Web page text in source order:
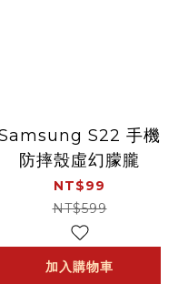
S22 手機
防摔殼虛幻朦朧
NT$99
NT$599
加入購物車